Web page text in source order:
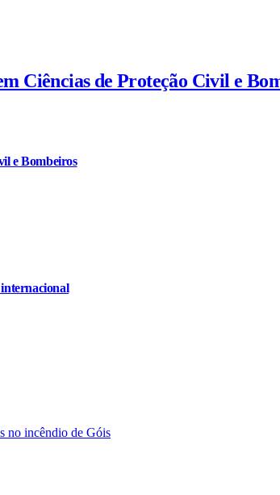
Ciências de Proteção Civil e
e Bombeiros
no incêndio de Góis